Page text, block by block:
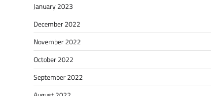
January 2023
December 2022
November 2022
October 2022
September 2022